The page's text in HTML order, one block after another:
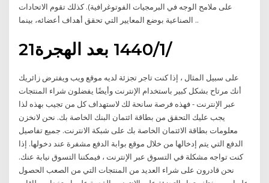
على ملامح الوجه في البرمجيات الفوتوغرافية). كذلك تقوم الاتحادات
الصناعية بوضع المعايير التي تحقق أهداف أعضائه، بينما ..
21‏‏/1‏‏/1440 بعد الهجرة
على سبيل المثال ، إذا كنت تاجر تجزئة لديه موقع ويب ويفترض زائريك
أنك مرتاح بشكل كبير باستخدام الإنترنت وأيضًا يفضلون شراء المنتجات
عبر الإنترنت - فهذه فرصة سانحة لك لاستهداف كل من تجيب بهذه لذا
يجب عليك التحقق من بطاقة ائتمان البنك الخاصة بك. نحن لانخزن
معلومات بطاقة الائتمان الخاصة بك على شبكة الانترنت. جميع تفاصيل
الدفع التي يتم إدخالها من خلال موقع بوابة الدفع مشفرة عند دخولها. إذا
كنت تواجه مشكلة في التسوق عبر الإنترنت ، فيمكننا التسوق نيابة عنك.
نحن قادرون على شراء العديد من المنتجات التي من الصعب الحصول